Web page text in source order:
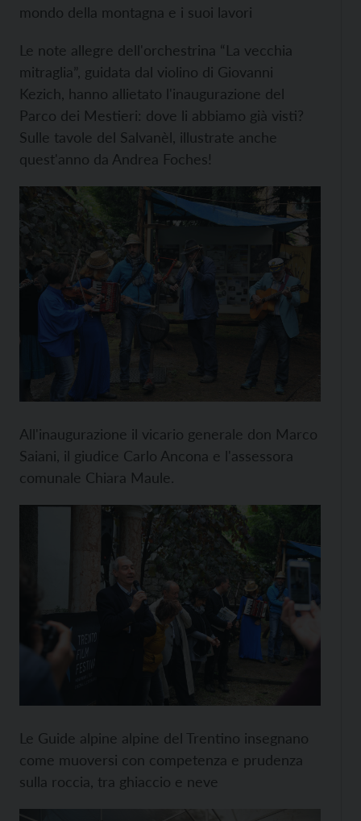
mondo della montagna e i suoi lavori
Le note allegre dell'orchestrina “La vecchia
mitraglia”, guidata dal violino di Giovanni
Kezich, hanno allietato l'inaugurazione del
Parco dei Mestieri: dove li abbiamo già visti?
Sulle tavole del Salvanèl, illustrate anche
quest'anno da Andrea Foches!
All'inaugurazione il vicario generale don Marco
Saiani, il giudice Carlo Ancona e l'assessora
comunale Chiara Maule.
Le Guide alpine alpine del Trentino insegnano
come muoversi con competenza e prudenza
sulla roccia, tra ghiaccio e neve